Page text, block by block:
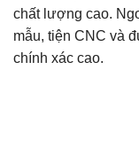
chất lượng cao.
mẫu, tiện CNC và
chính xác cao.